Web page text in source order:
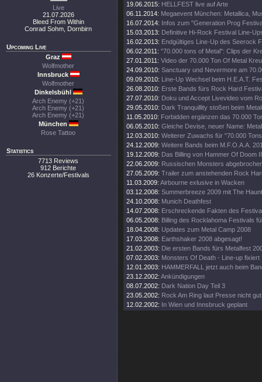
Live
21.07.2026
Bleed From Within
Conrad Sohm, Dornbirn
Upcoming Live
Graz
Wolfmother
Innsbruck
Wolfmother
Dinkelsbühl
Arch Enemy (+21)
Arch Enemy (+21)
Arch Enemy (+21)
München
Rose Tattoo
Statistics
7713 Reviews
912 Berichte
26 Konzerte/Festivals
19.06.2015: HELLFEST live auf Arte
06.11.2014: Megaevent München: Metallica,
16.07.2014: Infos zum "Generation Prog
15.03.2013: Definitive Hi-Rock Festival Line-
16.02.2013: Endgültiges Line-Up des Seerock
06.02.2011: "70.000 tons of Metal": Clips der
27.01.2011: Video der 70.000 Ton Of Metal
24.09.2010: Sanctuary und Nevermore am
09.09.2010: Line-Up Wechsel beim H.E.A.T.
26.08.2010: Erste Bands fürs Rock Hard
27.07.2010: Doku und Accept Livevideo vom
29.05.2010: Dark Tranquillity stoßen beim
11.05.2010: Forbidden ergänzen das 70.000
06.05.2010: Gleiche Devise, neuer Name:
12.03.2010: Weiterer Zuwachs für "70.000
24.12.2009: Weitere Bands beim M.F.O.A.A.
19.12.2009: Das Billing von Hammer Of Doom
22.06.2009: Russischen Monsters
27.05.2009: Trailer zum anstehenden Rock
11.03.2009: Airbourne exlusive in Wacken
03.12.2008: Summerbreeze 2009 mit The
24.10.2008: Munich Deathfest
14.07.2008: Erschreckende Fakten des
06.05.2008: Billing des Rocklahoma Festivals
18.04.2008: Updates zum Metal Camp 2008
17.03.2008: Earthshaker 2008 abgesagt!
21.02.2003: Die ersten Bands fürs Metalfest
07.02.2003: Monsters Of Death - Line-up fixiert
12.01.2003: HAMMERFALL jetzt auch beim
23.12.2002: Ankündigungen
08.07.2002: Dark Nation Day Teil 3
23.05.2002: Rock Am Ring laut Presse nicht
12.02.2002: In Wien und Innsbruck geplant